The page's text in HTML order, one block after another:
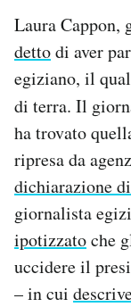
Laura Cappon,
dettodi aver
egiziano, il
di terra. Il
ha trovato
ripresa da
dichiarazione
giornalista
ipotizzatoche
uccidere il
– in cui